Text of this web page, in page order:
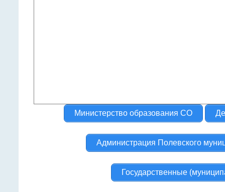
Министерство образования СО
Администрация Полевского
Государственные